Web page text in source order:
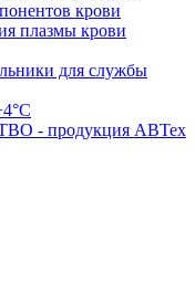
крови
плазмы крови
для службы
- продукция АВТех